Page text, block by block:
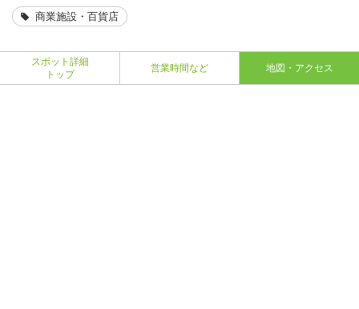
商業施設・百貨店
スポット詳細
トップ
営業時間など 地図・アクセス